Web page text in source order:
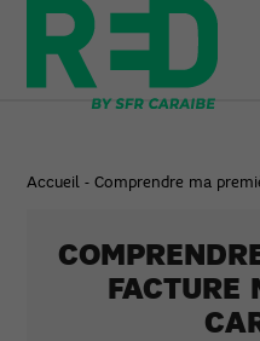
Accueil -Comprendre ma
FACTURE